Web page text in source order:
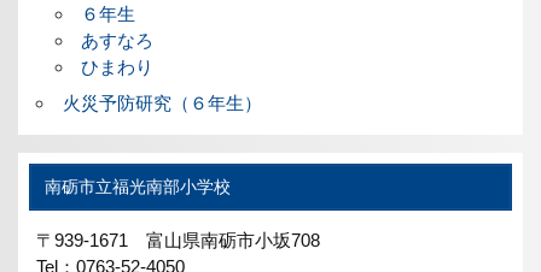
６年生
あすなろ
ひまわり
火災予防研究（６年生）
南砺市立福光南部小学校
〒939-1671 富山県南砺市小坂708
Tel：0763-52-4050